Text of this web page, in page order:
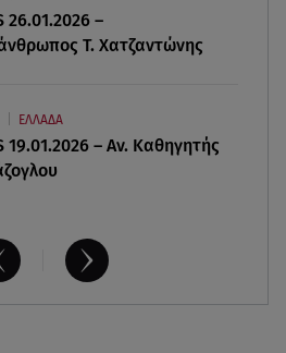
26.01.2026 –
Τ. Χατζαντώνης
ΕΛΛΑΔΑ
19.01.2026 – Αν. Καθηγητής